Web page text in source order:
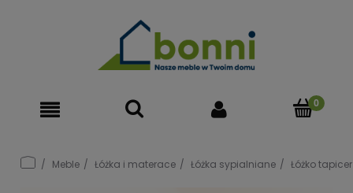
Meble Łóżka i materace Łóżka sypialniane Łóżko